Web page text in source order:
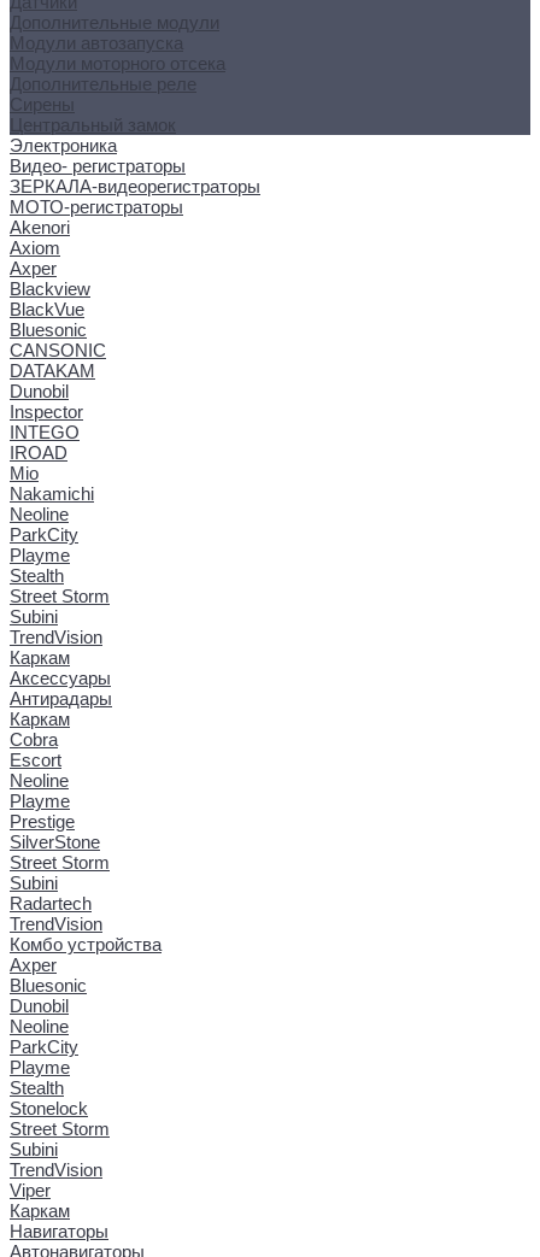
Дополнительные модули
Модули автозапуска
Модули моторного отсека
Дополнительные реле
Сирены
Центральный замок
Электроника
Видео- регистраторы
ЗЕРКАЛА-видеорегистраторы
МОТО-регистраторы
Akenori
Axiom
Axper
Blackview
BlackVue
Bluesonic
CANSONIC
DATAKAM
Dunobil
Inspector
INTEGO
IROAD
Mio
Nakamichi
Neoline
ParkCity
Playme
Stealth
Street Storm
Subini
TrendVision
Каркам
Аксессуары
Антирадары
Каркам
Cobra
Escort
Neoline
Playme
Prestige
SilverStone
Street Storm
Subini
Radartech
TrendVision
Комбо устройства
Axper
Bluesonic
Dunobil
Neoline
ParkCity
Playme
Stealth
Stonelock
Street Storm
Subini
TrendVision
Viper
Каркам
Навигаторы
Автонавигаторы